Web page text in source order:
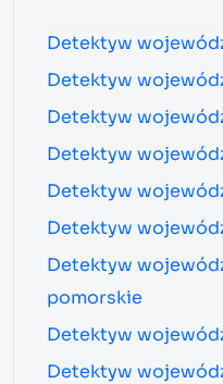
Detektyw
Detektyw
Detektyw
Detektyw
Detektyw
Detektyw
Detektyw
pomorskie
Detektyw
Detektyw